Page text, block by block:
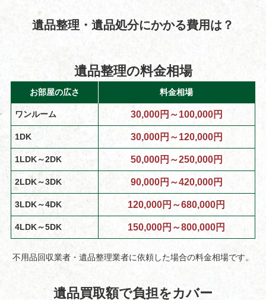
遺品整理・遺品処分にかかる費用は？
遺品整理の料金相場
お部屋の広さ 料金相場
ワンルーム 30,000円～100,000円
1DK 30,000円～120,000円
1LDK～2DK 50,000円～250,000円
2LDK～3DK 90,000円～420,000円
3LDK～4DK 120,000円～680,000円
4LDK～5DK 150,000円～800,000円
不用品回収業者・遺品整理業者に依頼した場合の料金相場です。
遺品買取額で負担をカバー